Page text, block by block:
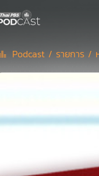
Podcast / รายการ /